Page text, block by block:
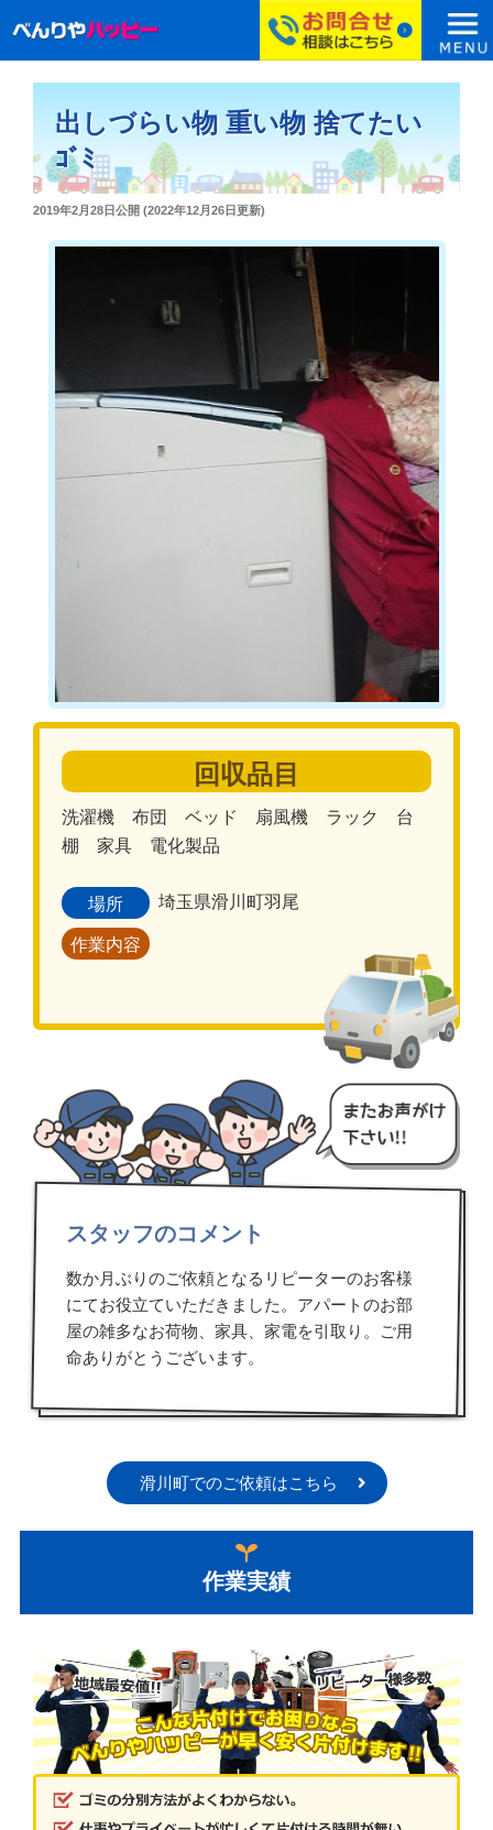
出しづらい物 重い物 捨てたい
ｺﾞﾐ
投
2019年2月28日公開 (2022年12月26日更新)
回収品目
洗濯機 布団 ベッド 扇風機 ラック 台
棚 家具 電化製品
場所 埼玉県滑川町羽尾
作業内容
スタッフのコメント
数か月ぶりのご依頼となるリピーターのお客様
にてお役立ていただきました。アパートのお部
屋の雑多なお荷物、家具、家電を引取り。ご用
命ありがとうございます。
滑川町でのご依頼はこちら
作業実績